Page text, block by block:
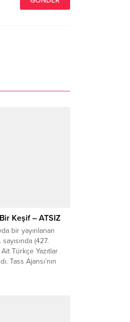
Keşif – ATSIZ
bir yayınlanan
(427.
Türkçe Yazıtlar
Tass Ajansı’nın
yapılan
Önce IV. Yüzyılda